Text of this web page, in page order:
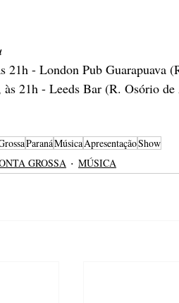
21h - London Pub Guarapuava
às 21h - Leeds Bar (R. Osório
ParanáMúsicaApresentaçãoShow
GROSSA MÚSICA